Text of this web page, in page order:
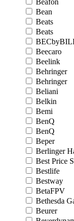
Beafon
Bean
Beats
Beats
Beecaro
Beelink
Behringer
Behringer
Beliani
Belkin
Bemi
BenQ
BenQ
Beper
Berlinger
Best Price
Bestlife
Bestway
BetaFPV
Bethesda
Beurer